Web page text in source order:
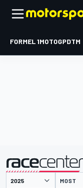
FORMEL 1MOTOGPDTM
MOST